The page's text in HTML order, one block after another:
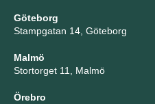
Göteborg
Stampgatan 14, Göteborg
Malmö
Stortorget 11, Malmö
Örebro